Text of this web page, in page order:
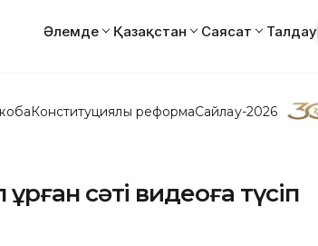
Әлемде Қазақстан Саясат Талдау
Конституциялық реформаСайлау-2026
сәті видеоға түсіп